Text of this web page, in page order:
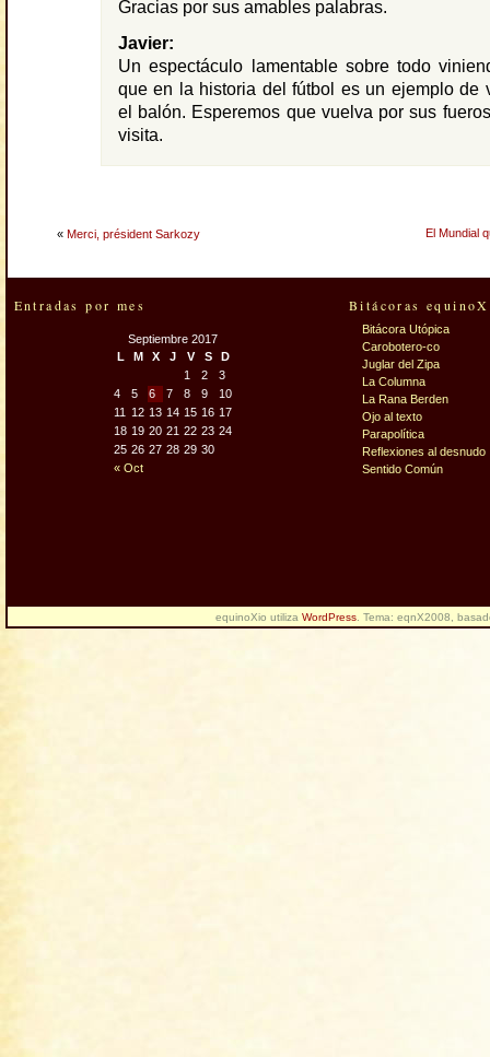
Gracias por sus amables palabras.
Javier:
Un espectáculo lamentable sobre todo
que en la historia del fútbol es un ejemplo de
el balón. Esperemos que vuelva por sus
visita.
« Merci, président Sarkozy El Mundial
Entradas por mes
Septiembre 2017
L
M X J V S D
« Oct
1 2
3
4
5 6 7 8 9
10
11
12 13 14 15 16 17
18 19 20 21 22 23 24
25 26 27 28 29 30
Bitácoras
Bitácora Utópica
Carobotero-co
Juglar del Zipa
La Columna
La Rana Berden
Ojo al texto
Parapolítica
Reflexiones al desnudo
Sentido Común
equinoXio utiliza WordPress. Tema: eqnX2008,